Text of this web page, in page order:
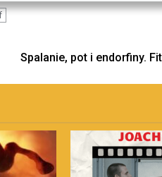
Spalanie, pot i endorfiny.